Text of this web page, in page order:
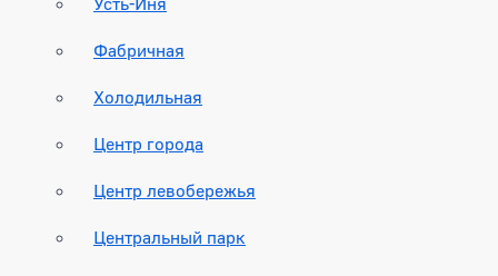
Фабричная
Холодильная
Центр города
Центр левобережья
Центральный парк